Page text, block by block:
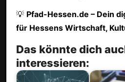
💡 Pfad-Hessen.de – Dein
für Hessens Wirtschaft,
Das könnte dich
interessieren: